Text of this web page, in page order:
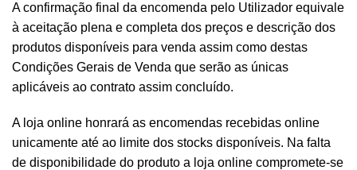
A confirmação final da encomenda pelo Utilizador equivale
à aceitação plena e completa dos preços e descrição dos
produtos disponíveis para venda assim como destas
Condições Gerais de Venda que serão as únicas
aplicáveis ao contrato assim concluído.
A loja online honrará as encomendas recebidas online
unicamente até ao limite dos stocks disponíveis. Na falta
de disponibilidade do produto a loja online compromete-se